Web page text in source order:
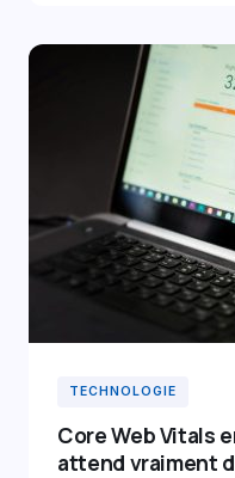
TECHNOLOGIE
Core Web Vitals
attend vraiment